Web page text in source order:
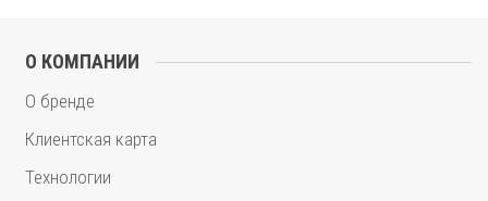
О КОМПАНИИ
О бренде
Клиентская карта
Технологии